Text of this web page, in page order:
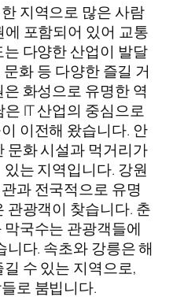
지역으로 많은 사람
포함되어 있어 교통
다양한 산업이 발달
화 등 다양한 즐길 거
화성으로 유명한 역
IT 산업의 중심으로
이전해 왔습니다. 안
문화 시설과 먹거리가
는 지역입니다. 강원
과 전국적으로 유명
관광객이 찾습니다. 춘
국수는 관광객들에
니다. 속초와 강릉은 해
수 있는 지역으로,
로 붐빕니다.